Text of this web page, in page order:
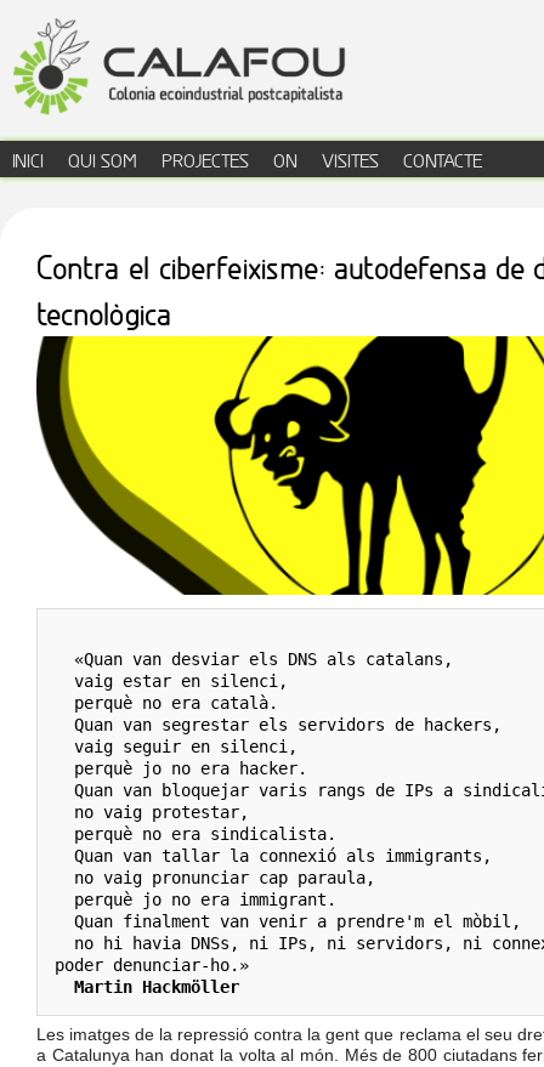
Contra el ciberfeixisme: autodefensa de
tecnològica
poder denunciar-ho.»
Martin Hackmöller
Les imatges de la repressió contra la gent que reclama el seu
a Catalunya han donat la volta al món. Més de 800 ciutadans
menú principal
INICI QUI SOM PROJECTES ON VISITES CONTACTE